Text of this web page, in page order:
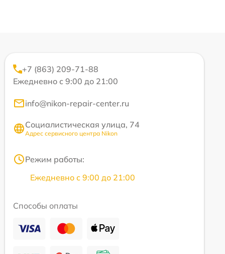
+7 (863) 209-71-88
Ежедневно с 9:00 до 21:00
info@nikon-repair-center.ru
Социалистическая улица, 74
Адрес сервисного центра Nikon
Режим работы:
Ежедневно с 9:00 до 21:00
Способы оплаты